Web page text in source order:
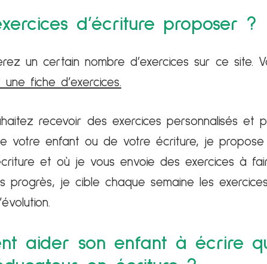
d’écriture proposer ?
un certain nombre d’exercices sur ce site.
fiche d’exercices.
recevoir des exercices personnalisés et
votre enfant ou de votre écriture, je propose
et où je vous envoie des exercices à
progrès, je cible chaque semaine les
aider son enfant à écrire